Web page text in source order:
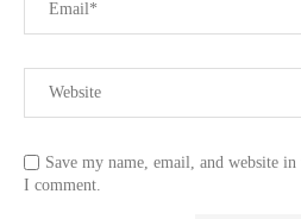
Save my name, email, and website
I comment.